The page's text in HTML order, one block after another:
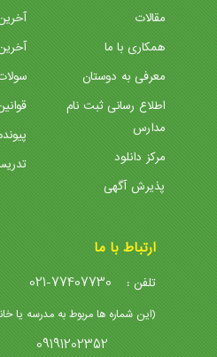
مقالات
همکاری با ما
معرفی به دوستان
اطلاع رسانی ثبت نام
مدارس
مرکز دانلود
پذیرش آگهی
ارتباط با ما
تلفن : 021-77407730
(این شماره ها مربوط به مدرسه یا
09191202352